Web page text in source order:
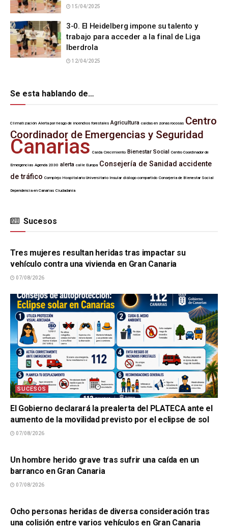
15/04/2025
3-0. El Heidelberg impone su talento y
trabajo para acceder a la final de Liga
Iberdrola
12/04/2025
Se esta hablando de…
Climatización Alerta por riesgo de incendios forestales Agricultura caídas en zonas rocosas Centro
Coordinador de Emergencias y Seguridad
Canarias Caída Crecimiento Bienestar Social Centro Coordinador de
Emergencias Agenda 2030 alerta calle Europa Consejería de Sanidad accidente
de tráfico Complejo Hospitalario Universitario Insular diálogo compartido Consejería de Bienestar Social
Dependencia en Canarias Ciudadanía
Sucesos
SUCESOS
Tres mujeres resultan heridas tras impactar su
vehículo contra una vivienda en Gran Canaria
07/08/2026
SUCESOS
El Gobierno declarará la prealerta del PLATECA ante el
aumento de la movilidad previsto por el eclipse de sol
07/08/2026
Un hombre herido grave tras sufrir una caída en un
barranco en Gran Canaria
07/08/2026
Ocho personas heridas de diversa consideración tras
una colisión entre varios vehículos en Gran Canaria